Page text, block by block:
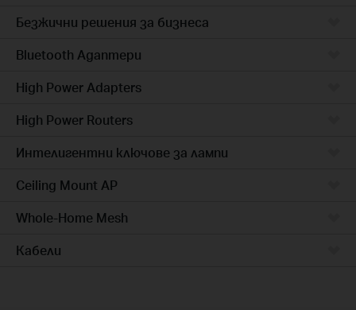
Безжични решения за бизнеса
Bluetooth Адаптери
High Power Adapters
High Power Routers
Интелигентни ключове за лампи
Ceiling Mount AP
Whole-Home Mesh
Кабели